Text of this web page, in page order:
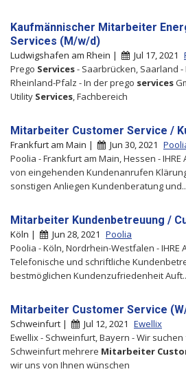
Kaufmännischer Mitarbeiter
Services (M/w/d)
Ludwigshafen am Rhein | Jul 17, 2021
Prego Services- Saarbrücken, Saarland -
Rheinland-Pfalz - In der prego services
Utility Services , Fachbereich
Mitarbeiter Customer Service /
Frankfurt am Main | Jun 30, 2021
Poolia - Frankfurt am Main, Hessen - IHRE
von eingehenden Kundenanrufen
sonstigen Anliegen Kundenberatung
Mitarbeiter Kundenbetreuung /
Köln | Jun 28, 2021 Poolia
Poolia - Köln, Nordrhein-Westfalen - IHRE
Telefonische und schriftliche
bestmöglichen Kundenzufriedenheit
Mitarbeiter Customer Service
Schweinfurt | Jul 12, 2021 Ewellix
Ewellix - Schweinfurt, Bayern - Wir
Schweinfurt mehrere Mitarbeiter
wir uns von Ihnen wünschen